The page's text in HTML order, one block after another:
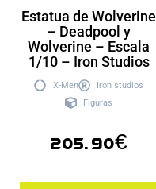
Estatua de Wolverine
– Deadpool y
Wolverine – Escala
1/10 – Iron Studios
X-Men
Iron studios
Figuras
205.90€